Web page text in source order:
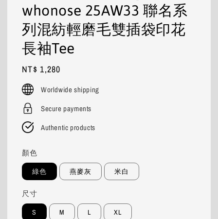
whonose 25AW33 聯名系
列混紡輕磨毛雙插袋印花
長袖Tee
Regular
price
NT$ 1,280
Worldwide shipping
Secure payments
Authentic products
顏色
綠色 燕麥灰 米白
尺寸
S M L XL